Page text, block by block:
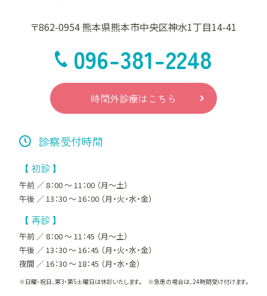
〒862-0954 熊本県熊本市中央区神水1丁目14-41
096-381-2248
時間外診療はこちら
診察受付時間
【 初診 】
午前 ／ 8：00 ～ 11：00 （月～土）
午後 ／ 13：30 ～ 16：00 （月・火・水・金）
【 再診 】
午前 ／ 8：00 ～ 11：45 （月～土）
午後 ／ 13：30 ～ 16：45 （月・火・水・金）
夜間 ／ 16：30 ～ 18：45 （月・水・金）
※日曜・祝日、第3・第5土曜日は休診いたします。 ※急患の場合は、24時間受け付けます。